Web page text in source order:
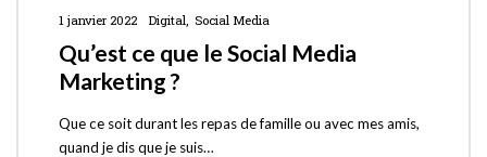
1 janvier 2022 Digital Social Media
Qu’est ce que le Social Media
Marketing ?
Que ce soit durant les repas de famille ou avec mes amis,
quand je dis que je suis…